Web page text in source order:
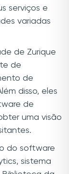
serviços e
variadas
de Zurique
de
de
disso, eles
de
uma visão
do software
sistema